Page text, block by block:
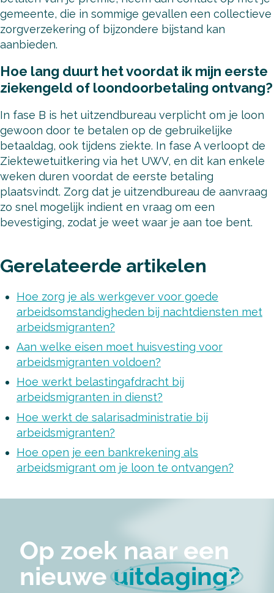
gemeente, die in sommige gevallen een collectieve
zorgverzekering of bijzondere bijstand kan
aanbieden.
Hoe lang duurt het voordat ik mijn eerste
ziekengeld of loondoorbetaling ontvang?
In fase B is het uitzendbureau verplicht om je loon
gewoon door te betalen op de gebruikelijke
betaaldag, ook tijdens ziekte. In fase A verloopt de
Ziektewetuitkering via het UWV, en dit kan enkele
weken duren voordat de eerste betaling
plaatsvindt. Zorg dat je uitzendbureau de aanvraag
zo snel mogelijk indient en vraag om een
bevestiging, zodat je weet waar je aan toe bent.
Gerelateerde artikelen
Hoe zorg je als werkgever voor goede
arbeidsomstandigheden bij nachtdiensten met
arbeidsmigranten?
Aan welke eisen moet huisvesting voor
arbeidsmigranten voldoen?
Hoe werkt belastingafdracht bij
arbeidsmigranten in dienst?
Hoe werkt de salarisadministratie bij
arbeidsmigranten?
Hoe open je een bankrekening als
arbeidsmigrant om je loon te ontvangen?
Op zoek naar een
nieuweuitdaging?